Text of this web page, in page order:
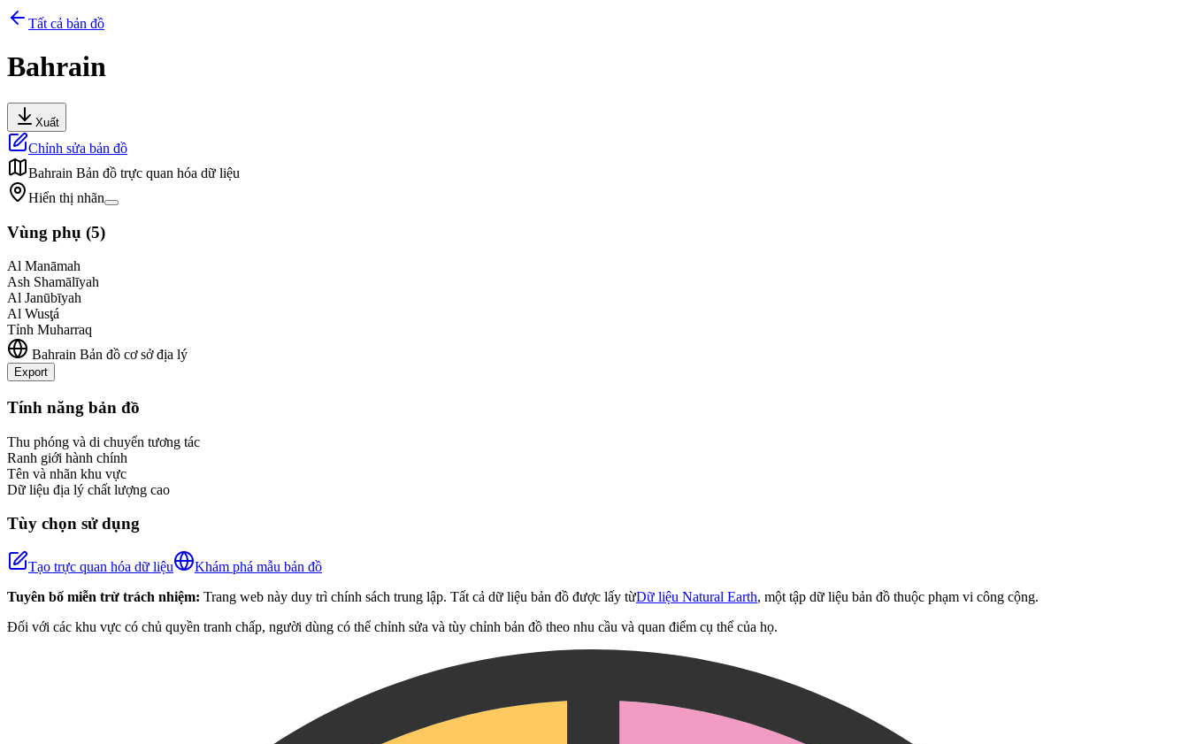
Tất cả bản đồ
Bahrain
Xuất
Chỉnh sửa bản đồ
Bahrain Bản đồ trực quan hóa dữ liệu
Hiển thị nhãn
Vùng phụ (5)
Al Manāmah
Ash Shamālīyah
Al Janūbīyah
Al Wusţá
Tỉnh Muharraq
Bahrain Bản đồ cơ sở địa lý
Export
+
Tính năng bản đồ
Thu phóng và di chuyển tương tác
Ranh giới hành chính
Tên và nhãn khu vực
Dữ liệu địa lý chất lượng cao
Tùy chọn sử dụng
Tạo trực quan hóa dữ liệu
Khám phá mẫu bản đồ
Tuyên bố miễn trừ trách nhiệm: Trang web này duy trì chính sách trung lập. Tất cả dữ liệu bản đồ được lấy từDữ liệu Natural Earth, một tập dữ liệu bản đồ thuộc phạm vi công cộng.
Đối với các khu vực có chủ quyền tranh chấp, người dùng có thể chỉnh sửa và tùy chỉnh bản đồ theo nhu cầu và quan điểm cụ thể của họ.